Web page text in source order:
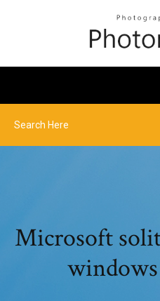
Microsoft